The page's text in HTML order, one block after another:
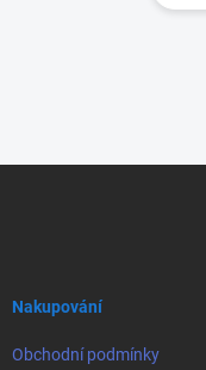
Nakupování
Obchodní podmínky